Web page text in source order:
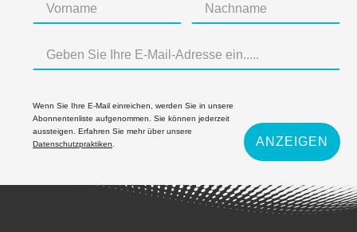
Wenn Sie Ihre E-Mail einreichen, werden Sie in unsere
Abonnentenliste aufgenommen. Sie können jederzeit
aussteigen. Erfahren Sie mehr über unsere
Datenschutzpraktiken
ANZEIGEN